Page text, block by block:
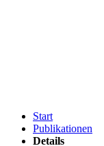
Start
Publikationen
Details